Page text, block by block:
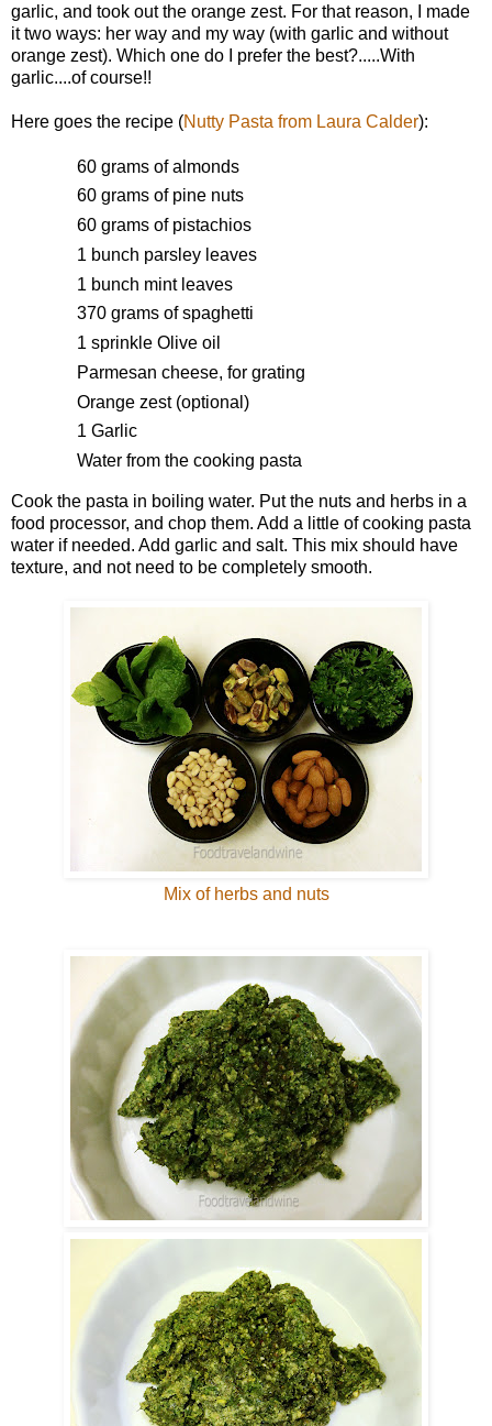
garlic, and took out the orange zest. For that reason, I made
it two ways: her way and my way (with garlic and without
orange zest). Which one do I prefer the best?.....With
garlic....of course!!
Here goes the recipe (Nutty Pasta from Laura Calder):
60 grams ofalmonds
60 grams of pine nuts
60 grams of pistachios
1 bunch parsley leaves
1 bunch mint leaves
370 grams ofspaghetti
1 sprinkle Olive oil
Parmesan cheese, for grating
Orange zest (optional)
1 Garlic
Water from the cooking pasta
Cook the pasta in boiling water. Put the nuts and herbs in a
food processor, and chop them. Add a little of cooking pasta
water if needed. Add garlic and salt. This mix should have
texture, and not need to be completely smooth.
Mix of herbs and nuts